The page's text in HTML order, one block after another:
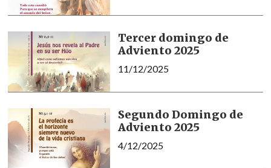
Tercer domingo de
Adviento 2025
11/12/2025
Segundo Domingo de
Adviento 2025
4/12/2025